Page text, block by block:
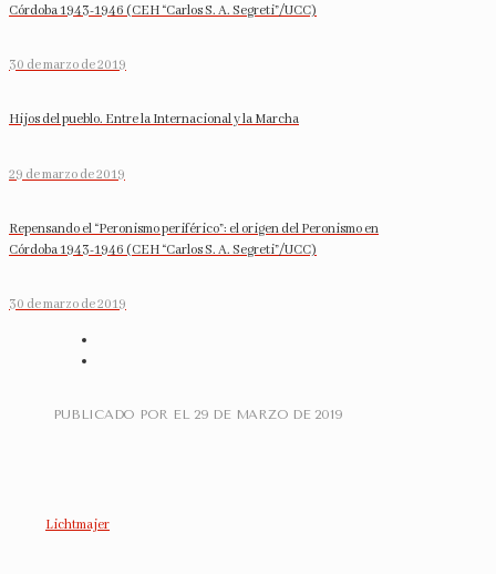
Córdoba 1943-1946 (CEH “Carlos S. A. Segreti”/UCC)
30 de marzo de 2019
Hijos del pueblo. Entre la Internacional y la Marcha
29 de marzo de 2019
Repensando el “Peronismo periférico”: el origen del Peronismo en
Córdoba 1943-1946 (CEH “Carlos S. A. Segreti”/UCC)
30 de marzo de 2019
PUBLICADO POR EL 29 DE MARZO DE 2019
Lichtmajer